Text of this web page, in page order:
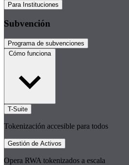
Para Instituciones
Subvención
Programa de subvenciones
Cómo funciona
T-Suite
Tokenización accesible para todos
Gestión de Activos
Opera RWA tokenizados a escala